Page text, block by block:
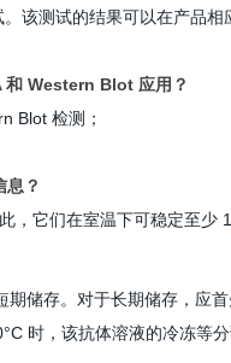
该测试的结果可以在产品相
和 Western Blot 应用？
Blot 检测；
息？
，它们在室温下可稳定至少 1
储存。 对于长期储存，应
时，该抗体溶液的冷冻等